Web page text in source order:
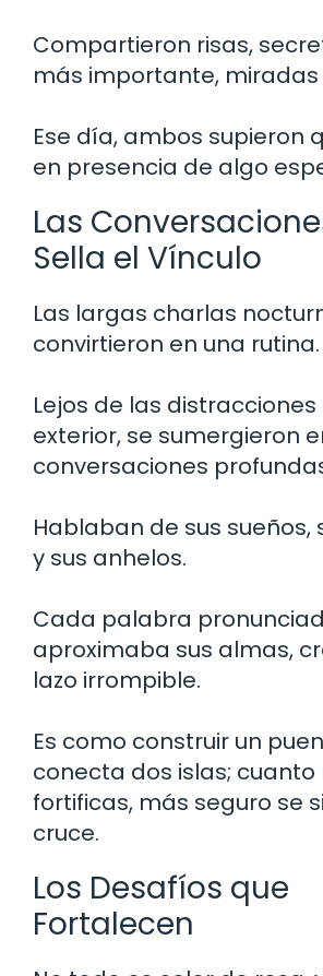
Compartieron risas,
más importante, miradas
Ese día, ambos supieron
en presencia de algo
Las
Sella el Vínculo
Las largas charlas
convirtieron en una rutina.
Lejos de las
exterior, se sumergieron
conversaciones
Hablaban de sus sueños,
y sus anhelos.
Cada palabra
aproximaba sus almas,
lazo irrompible.
Es como construir un
conecta dos islas; cuanto
fortificas, más seguro se
cruce.
Los Desafíos que
Fortalecen